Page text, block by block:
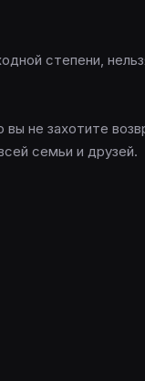
степени,
не захотите
семьи и друзей.